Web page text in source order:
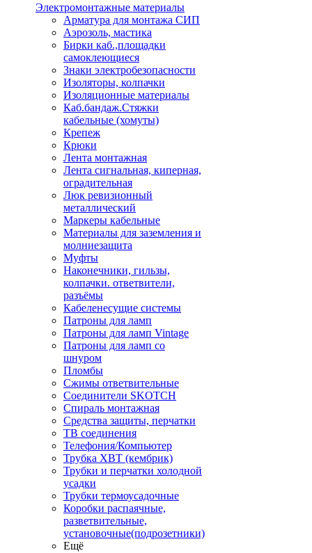
Электромонтажные материалы
Арматура для монтажа СИП
Аэрозоль, мастика
Бирки каб.,площадки
самоклеющиеся
Знаки электробезопасности
Изоляторы, колпачки
Изоляционные материалы
Каб.бандаж.Стяжки
кабельные (хомуты)
Крепеж
Крюки
Лента монтажная
Лента сигнальная, киперная,
оградительная
Люк ревизионный
металлический
Маркеры кабельные
Материалы для заземления и
молниезащита
Муфты
Наконечники, гильзы,
колпачки. ответвители,
разъёмы
Кабеленесущие системы
Патроны для ламп
Патроны для ламп Vintage
Патроны для ламп со
шнуром
Пломбы
Сжимы ответвительные
Соединители SKOTCH
Спираль монтажная
Средства защиты, перчатки
ТВ соединения
Телефония/Компьютер
Трубка ХВТ (кембрик)
Трубки и перчатки холодной
усадки
Трубки термоусадочные
Коробки распаячные,
разветвительные,
установочные(подрозетники)
Ещё